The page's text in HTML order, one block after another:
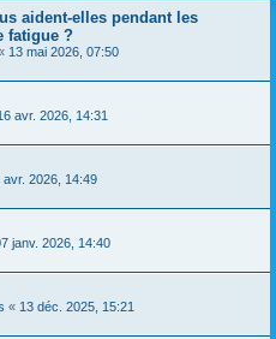
aident-elles pendant les
fatigue ?
13 mai 2026, 07:50
avr. 2026, 14:31
avr. 2026, 14:49
janv. 2026, 14:40
« 13 déc. 2025, 15:21